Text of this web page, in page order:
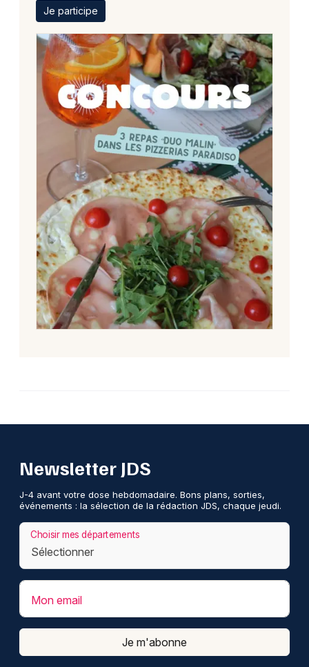
Je participe
Newsletter JDS
J-4 avant votre dose hebdomadaire. Bons plans, sorties,
événements : la sélection de la rédaction JDS, chaque jeudi.
Choisir mes départements
Mon email
Je m'abonne